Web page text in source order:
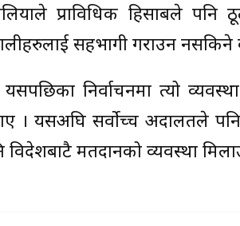
प्राविधिक हिसाबले पनि
सहभागी गराउन नसकिने
निर्वाचनमा त्यो
। यसअघि सर्वाेच्च अदालतले
विदेशबाटै मतदानको व्यवस्था